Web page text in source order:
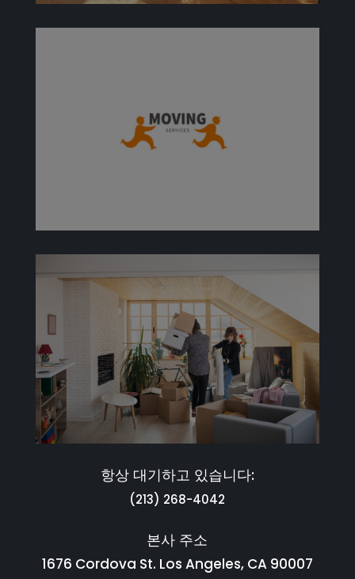
항상 대기하고 있습니다:
(213) 268-4042
본사 주소
1676 Cordova St. Los Angeles, CA 90007